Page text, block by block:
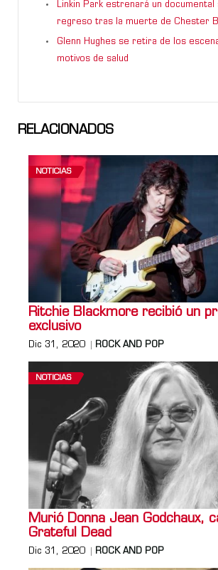
Linkin Park estrenará un documental
regreso tras la muerte de Chester
Glenn Hughes se retira de los
motivos de salud
RELACIONADOS
NOTICIAS
Ritchie Blackmore recibió un
exclusivo
Dic 31, 2020 ROCK AND POP
NOTICIAS
Murió Donna Jean Godchaux,
Grateful Dead
Dic 31, 2020 ROCK AND POP